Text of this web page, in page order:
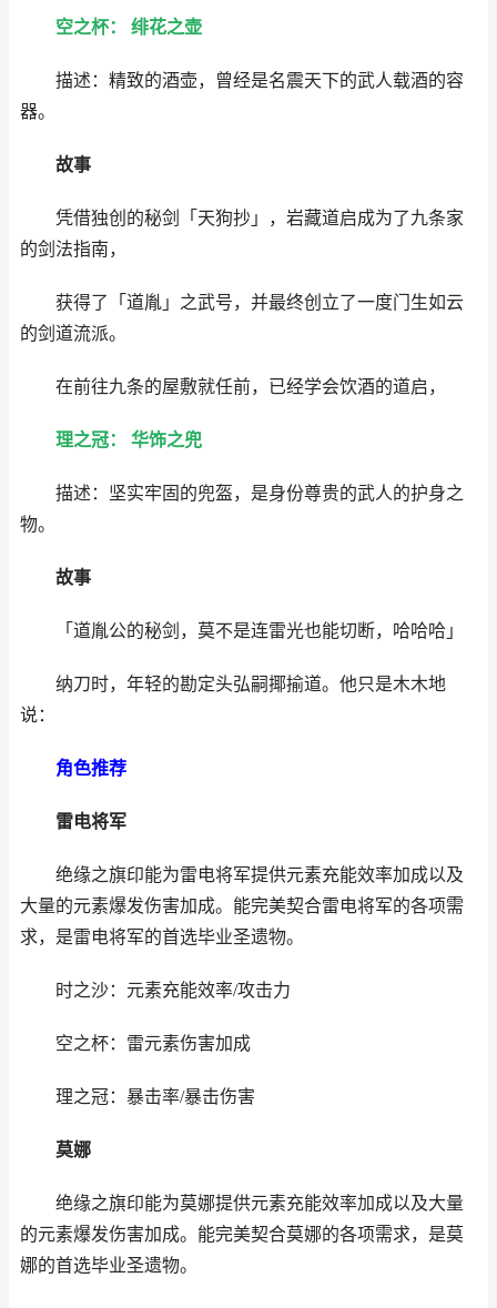
空之杯： 绯花之壶
描述：精致的酒壶，曾经是名震天下的武人载酒的容
器。
故事
凭借独创的秘剑「天狗抄」，岩藏道启成为了九条家
的剑法指南，
获得了「道胤」之武号，并最终创立了一度门生如云
的剑道流派。
在前往九条的屋敷就任前，已经学会饮酒的道启，
理之冠： 华饰之兜
描述：坚实牢固的兜盔，是身份尊贵的武人的护身之
物。
故事
「道胤公的秘剑，莫不是连雷光也能切断，哈哈哈」
纳刀时，年轻的勘定头弘嗣揶揄道。他只是木木地
说：
角色推荐
雷电将军
绝缘之旗印能为雷电将军提供元素充能效率加成以及
大量的元素爆发伤害加成。能完美契合雷电将军的各项需
求，是雷电将军的首选毕业圣遗物。
时之沙：元素充能效率/攻击力
空之杯：雷元素伤害加成
理之冠：暴击率/暴击伤害
莫娜
绝缘之旗印能为莫娜提供元素充能效率加成以及大量
的元素爆发伤害加成。能完美契合莫娜的各项需求，是莫
娜的首选毕业圣遗物。